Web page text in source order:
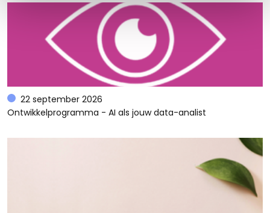
22 september 2026
Ontwikkelprogramma - AI als jouw data-analist